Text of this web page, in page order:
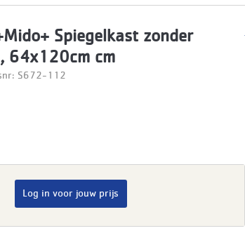
Spiegelkast zonder
64x120cm cm
S672-112
Log in voor jouw prijs